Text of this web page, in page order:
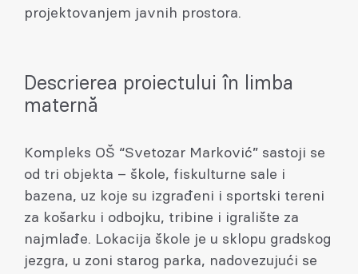
projektovanjem javnih prostora.
Descrierea proiectului în limba
maternă
Kompleks OŠ “Svetozar Marković” sastoji se
od tri objekta – škole, fiskulturne sale i
bazena, uz koje su izgrađeni i sportski tereni
za košarku i odbojku, tribine i igralište za
najmlađe. Lokacija škole je u sklopu gradskog
jezgra, u zoni starog parka, nadovezujući se